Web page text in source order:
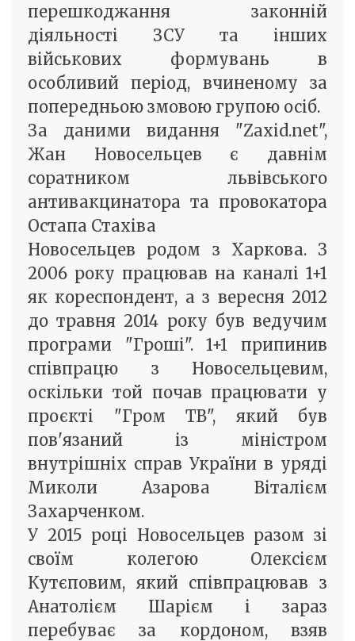
перешкоджання законній
діяльності ЗСУ та інших
військових формувань в
особливий період, вчиненому за
попередньою змовою групою осіб.
За даними видання "Zaxid.net",
Жан Новосельцев є давнім
соратником львівського
антивакцинатора та провокатора
Остапа Стахіва
Новосельцев родом з Харкова. З
2006 року працював на каналі 1+1
як кореспондент, а з вересня 2012
до травня 2014 року був ведучим
програми "Гроші". 1+1 припинив
співпрацю з Новосельцевим,
оскільки той почав працювати у
проєкті "Гром ТВ", який був
пов'язаний із міністром
внутрішніх справ України в уряді
Миколи Азарова Віталієм
Захарченком.
У 2015 році Новосельцев разом зі
своїм колегою Олексієм
Кутєповим, який співпрацював з
Анатолієм Шарієм і зараз
перебуває за кордоном, взяв